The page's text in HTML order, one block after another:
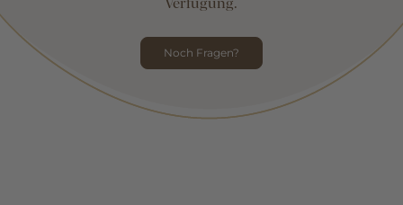
Noch Fragen?